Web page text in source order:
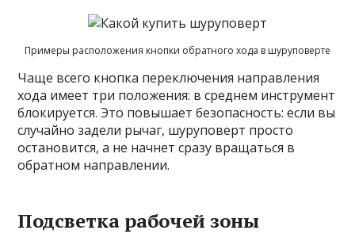
Примеры расположения кнопки обратного хода в шуруповерте
Чаще всего кнопка переключения направления
хода имеет три положения: в среднем инструмент
блокируется. Это повышает безопасность: если вы
случайно задели рычаг, шуруповерт просто
остановится, а не начнет сразу вращаться в
обратном направлении.
Подсветка рабочей зоны